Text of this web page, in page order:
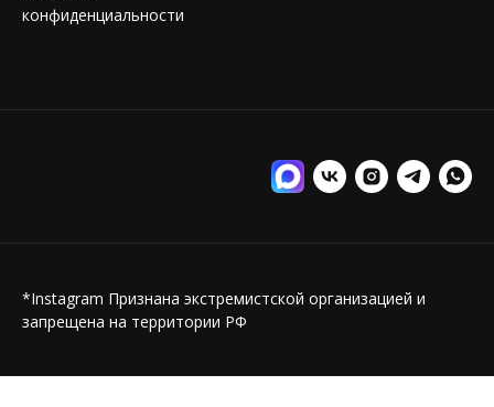
конфиденциальности
*Instagram Признана экстремистской организацией и
запрещена на территории РФ